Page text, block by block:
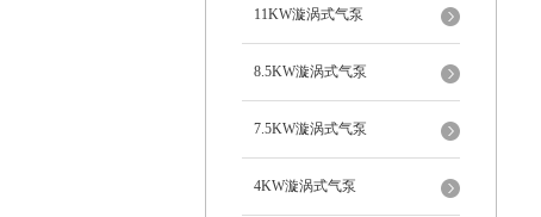
11KW漩涡式气泵
8.5KW漩涡式气泵
7.5KW漩涡式气泵
4KW漩涡式气泵